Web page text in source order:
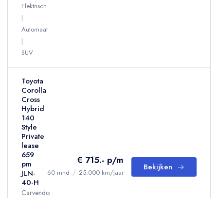
Elektrisch
Automaat
SUV
Toyota
Corolla
Cross
Hybrid
140
Style
Private
lease
659
pm
JLN-
40-H
Carvendo
€ 715.- p/m
60 mnd / 25.000 km/jaar
Bekijken